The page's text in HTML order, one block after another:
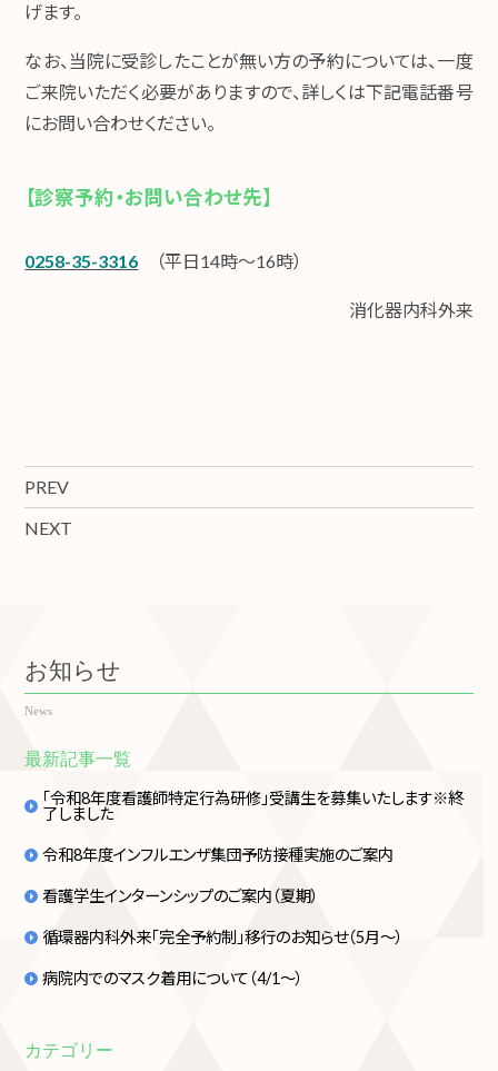
げます。
なお、当院に受診したことが無い方の予約については、一度
ご来院いただく必要がありますので、詳しくは下記電話番号
にお問い合わせください。
【診察予約・お問い合わせ先】
0258-35-3316 （平日14時～16時）
消化器内科外来
PREV
NEXT
お知らせ
News
最新記事一覧
「令和8年度看護師特定行為研修」受講生を募集いたします※終
了しました
令和8年度インフルエンザ集団予防接種実施のご案内
看護学生インターンシップのご案内（夏期）
循環器内科外来「完全予約制」移行のお知らせ（5月～）
病院内でのマスク着用について（4/1～）
カテゴリー